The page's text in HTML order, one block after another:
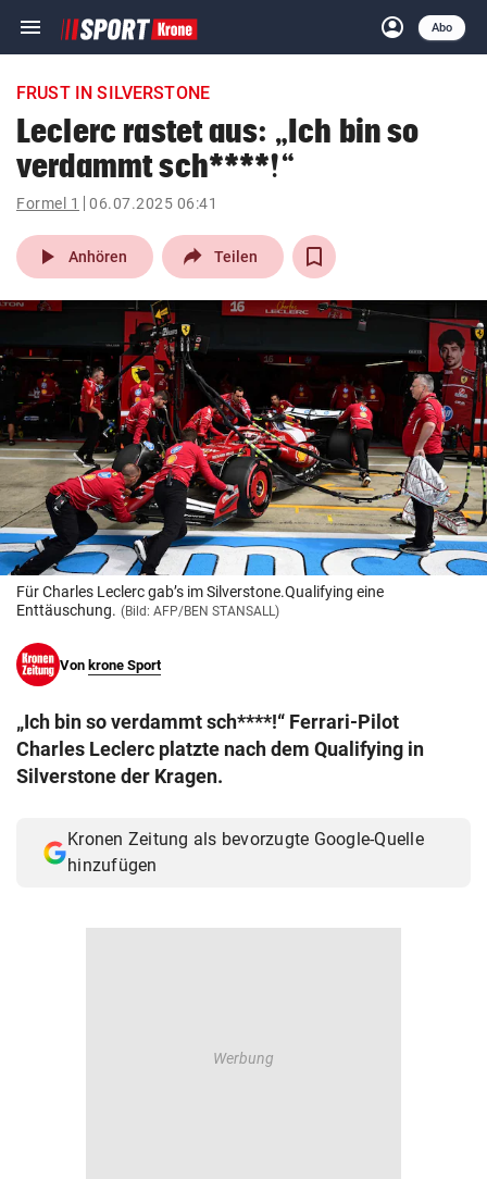
menu Navigation
ein-/ausklappen
account_circle
Anmelden
Abo
close Schließen
account_circle Anmelden
pin_drop
Wien arrow_right
bookmark
search
Suchbegriff
eingeben
© Krone Multimedia GmbH & Co KG 2026
Muthgasse 2, 1190 Wien
FRUST IN SILVERSTONE
Leclerc rastet aus: „Ich bin so
verdammt sch****!“
Formel 1 06.07.2025 06:41
play_arrow Anhören Teilen
Für Charles Leclerc gab’s im Silverstone.Qualifying eine
Enttäuschung. (Bild: AFP/BEN STANSALL)
Von krone Sport
„Ich bin so verdammt sch****!“ Ferrari-Pilot
Charles Leclerc platzte nach dem Qualifying in
Silverstone der Kragen.
Kronen Zeitung als bevorzugte Google-Quelle
hinzufügen